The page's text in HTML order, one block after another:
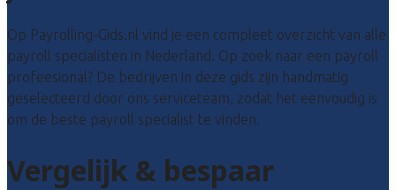
Op Payrolling-Gids.nl vind je een compleet overzicht van alle
payroll specialisten in Nederland. Op zoek naar een payroll
profeesional? De bedrijven in deze gids zijn handmatig
geselecteerd door ons serviceteam, zodat het eenvoudig is
om de beste payroll specialist te vinden.
Vergelijk & bespaar